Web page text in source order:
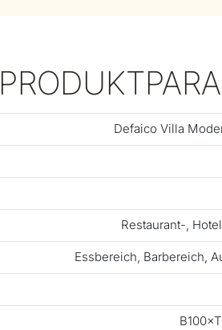
Defaico Villa
Restaurant-,
Essbereich, Barbereich,